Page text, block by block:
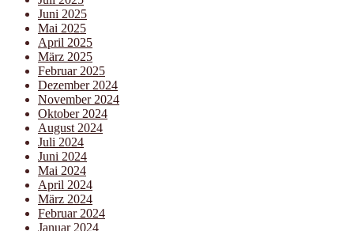
Juni 2025
Mai 2025
April 2025
März 2025
Februar 2025
Dezember 2024
November 2024
Oktober 2024
August 2024
Juli 2024
Juni 2024
Mai 2024
April 2024
März 2024
Februar 2024
Januar 2024